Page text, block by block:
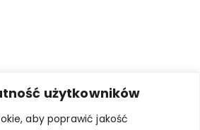
użytkowników
aby poprawić jakość